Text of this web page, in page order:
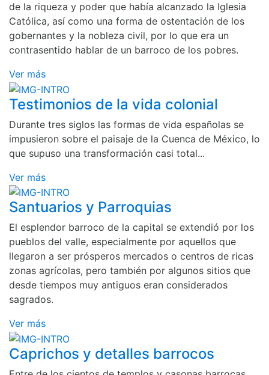
de la riqueza y poder que había alcanzado la Iglesia
Católica, así como una forma de ostentación de los
gobernantes y la nobleza civil, por lo que era un
contrasentido hablar de un barroco de los pobres.
Ver más
Testimonios de la vida colonial
Durante tres siglos las formas de vida españolas se
impusieron sobre el paisaje de la Cuenca de México, lo
que supuso una transformación casi total...
Ver más
Santuarios y Parroquias
El esplendor barroco de la capital se extendió por los
pueblos del valle, especialmente por aquellos que
llegaron a ser prósperos mercados o centros de ricas
zonas agrícolas, pero también por algunos sitios que
desde tiempos muy antiguos eran considerados
sagrados.
Ver más
Caprichos y detalles barrocos